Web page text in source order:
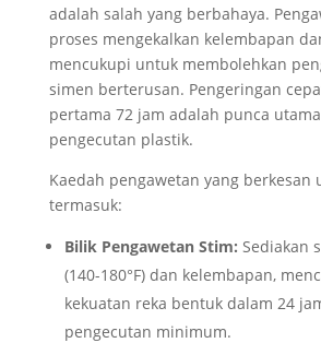
adalah salah yang berbahaya.
proses mengekalkan kelembapan
mencukupi untuk membolehkan
simen berterusan. Pengeringan
pertama 72 jam adalah punca
pengecutan plastik.
Kaedah pengawetan yang berkesan
termasuk:
Bilik Pengawetan Stim: Sediakan
(140-180°F) dan kelembapan,
kekuatan reka bentuk dalam 24
pengecutan minimum.